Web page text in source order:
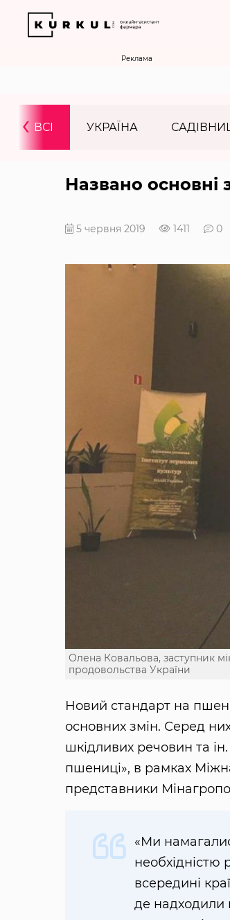
Реклама
ВСІ УКРАЇНА
‹
Названо основні
5 червня 2019 1411 0
Олена Ковальова, заступник
продовольства України
Новий стандарт на
основних змін. Серед
шкідливих речовин та
пшениці», в рамках
представники
«Ми
необхідністю
всередині
де надходили